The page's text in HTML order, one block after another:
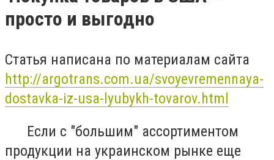
просто и выгодно
Статья написана по материалам сайта
http://argotrans.com.ua/svoyevremennaya-
dostavka-iz-usa-lyubykh-tovarov.html
Если с "большим" ассортиментом
продукции на украинском рынке еще